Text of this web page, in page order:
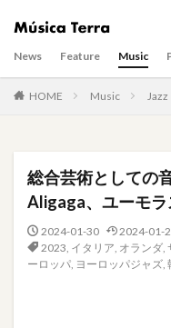
News Feature Music
HOME Music Jazz
総合芸術としての
Aligaga、ユーモ
2024-01-30 2024-01-
2023, イタリア, オランダ,
ーロッパ, ヨーロッパジャズ,